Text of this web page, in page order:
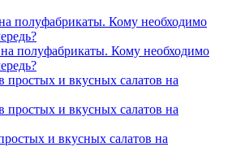
полуфабрикаты. Кому необходимо
полуфабрикаты. Кому необходимо
простых и вкусных салатов на
простых и вкусных салатов на
и вкусных салатов на